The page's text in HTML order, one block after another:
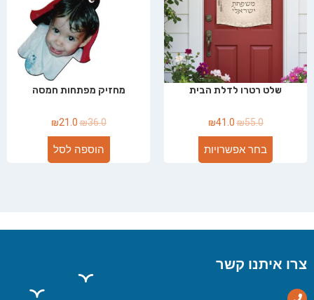
שלט רטרו לדלת הבית
₪55.0
₪41.0
בחר אפשרויות
מחזיק מפתחות חמסה
₪36.0
₪21.0
הוספה לסל
צרו איתנו קשר